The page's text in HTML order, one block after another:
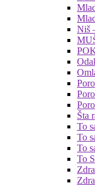
Niš
Šta
To
To
To
To